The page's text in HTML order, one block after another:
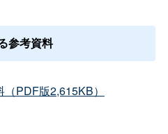
参考資料
PDF版2,615KB）